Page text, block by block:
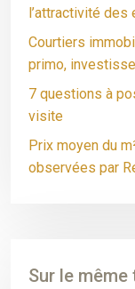
l’attractivité
Courtiers
primo,
7 questions à
visite
Prix moyen du
observées par
Sur le même